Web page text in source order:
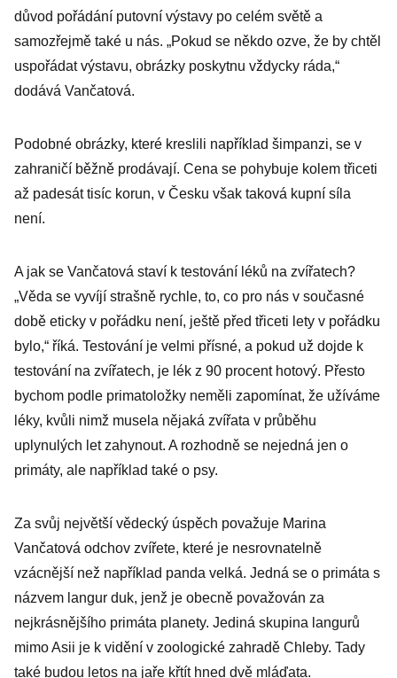
důvod pořádání putovní výstavy po celém světě a
samozřejmě také u nás. „Pokud se někdo ozve, že by chtěl
uspořádat výstavu, obrázky poskytnu vždycky ráda,“
dodává Vančatová.
Podobné obrázky, které kreslili například šimpanzi, se v
zahraničí běžně prodávají. Cena se pohybuje kolem třiceti
až padesát tisíc korun, v Česku však taková kupní síla
není.
A jak se Vančatová staví k testování léků na zvířatech?
„Věda se vyvíjí strašně rychle, to, co pro nás v současné
době eticky v pořádku není, ještě před třiceti lety v pořádku
bylo,“ říká. Testování je velmi přísné, a pokud už dojde k
testování na zvířatech, je lék z 90 procent hotový. Přesto
bychom podle primatoložky neměli zapomínat, že užíváme
léky, kvůli nimž musela nějaká zvířata v průběhu
uplynulých let zahynout. A rozhodně se nejedná jen o
primáty, ale například také o psy.
Za svůj největší vědecký úspěch považuje Marina
Vančatová odchov zvířete, které je nesrovnatelně
vzácnější než například panda velká. Jedná se o primáta s
názvem langur duk, jenž je obecně považován za
nejkrásnějšího primáta planety. Jediná skupina langurů
mimo Asii je k vidění v zoologické zahradě Chleby. Tady
také budou letos na jaře křtít hned dvě mláďata.